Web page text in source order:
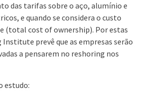
das tarifas sobre o aço, alumínio e
e quando se considera o custo
(total cost of ownership). Por estas
Institute prevê que as empresas serão
a pensarem no reshoring nos
estudo: